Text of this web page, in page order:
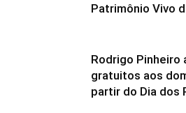
Patrimônio Vivo
Rodrigo Pinheiro
gratuitos aos
partir do Dia dos